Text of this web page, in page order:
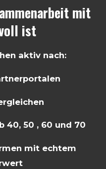
mit
ist
aktiv nach:
40, 50 , 60 und 70
mit echtem